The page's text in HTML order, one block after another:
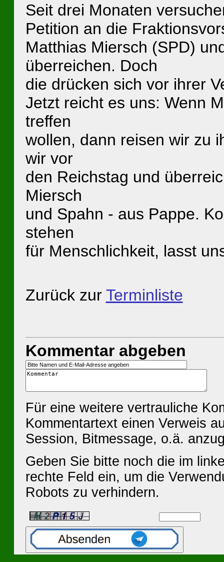
Seit drei Monaten
Petition an die
Matthias Miersch (SPD)
überreichen. Doch
die drücken sich vor ihrer
Jetzt reicht es uns: Wenn
treffen
wollen, dann reisen wir zu
wir vor
den Reichstag und
Miersch
und Spahn - aus Pappe.
stehen
für Menschlichkeit, lasst
Zurück zur Terminliste
Kommentar abgeben
Für eine weitere vertrauliche
Kommentartext einen Verweis
Session, Bitmessage, o.ä.
Geben Sie bitte noch die im
rechte Feld ein, um die
Robots zu verhindern.